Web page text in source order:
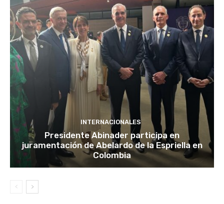
INTERNACIONALES
Presidente Abinader participa en
juramentación de Abelardo de la Espriella en
Colombia